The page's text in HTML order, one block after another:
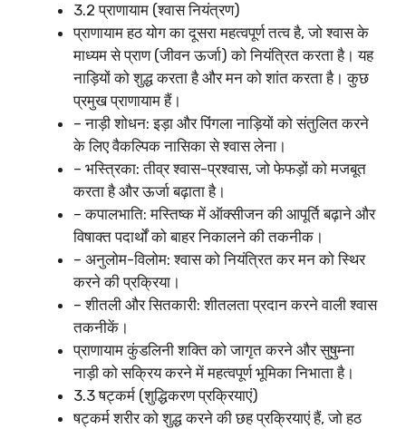
3.2 प्राणायाम (श्वास नियंत्रण)
प्राणायाम हठ योग का दूसरा महत्वपूर्ण तत्व है, जो श्वास के
माध्यम से प्राण (जीवन ऊर्जा) को नियंत्रित करता है। यह
नाड़ियों को शुद्ध करता है और मन को शांत करता है। कुछ
प्रमुख प्राणायाम हैं।
– नाड़ी शोधन: इड़ा और पिंगला नाड़ियों को संतुलित करने
के लिए वैकल्पिक नासिका से श्वास लेना।
– भस्त्रिका: तीव्र श्वास-प्रश्वास, जो फेफड़ों को मजबूत
करता है और ऊर्जा बढ़ाता है।
– कपालभाति: मस्तिष्क में ऑक्सीजन की आपूर्ति बढ़ाने और
विषाक्त पदार्थों को बाहर निकालने की तकनीक।
– अनुलोम-विलोम: श्वास को नियंत्रित कर मन को स्थिर
करने की प्रक्रिया।
– शीतली और सितकारी: शीतलता प्रदान करने वाली श्वास
तकनीकें।
प्राणायाम कुंडलिनी शक्ति को जागृत करने और सुषुम्ना
नाड़ी को सक्रिय करने में महत्वपूर्ण भूमिका निभाता है।
3.3 षट्कर्म (शुद्धिकरण प्रक्रियाएं)
षट्कर्म शरीर को शुद्ध करने की छह प्रक्रियाएं हैं, जो हठ